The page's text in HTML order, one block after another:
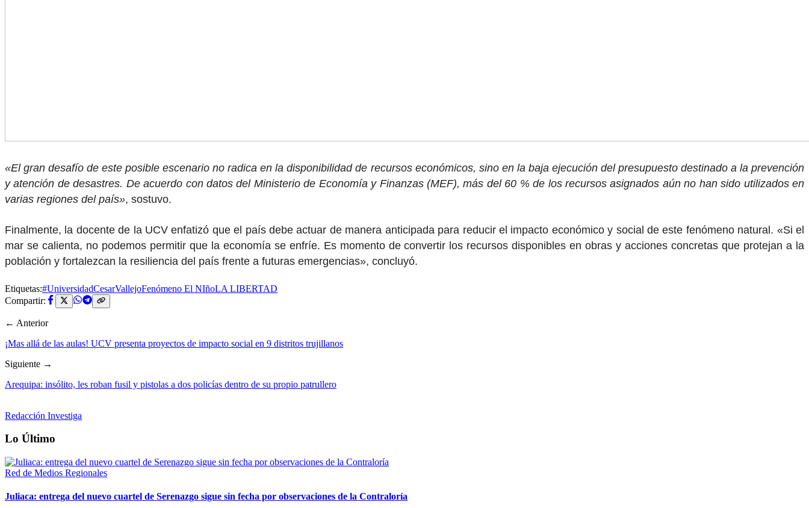
«El gran desafío de este posible escenario no radica en la disponibilidad de recursos económicos, sino en la baja ejecución del presupuesto destinado a la prevención
y atención de desastres. De acuerdo con datos del Ministerio de Economía y Finanzas (MEF), más del 60 % de los recursos asignados aún no han sido utilizados en
varias regiones del país», sostuvo.
Finalmente, la docente de la UCV enfatizó que el país debe actuar de manera anticipada para reducir el impacto económico y social de este fenómeno natural. «Si el
mar se calienta, no podemos permitir que la economía se enfríe. Es momento de convertir los recursos disponibles en obras y acciones concretas que protejan a la
población y fortalezcan la resiliencia del país frente a futuras emergencias», concluyó.
Etiquetas:#UniversidadCesarVallejoFenómeno El NIñoLA LIBERTAD
Compartir:
← Anterior
¡Mas allá de las aulas! UCV presenta proyectos de impacto social en 9 distritos trujillanos
Siguiente →
Arequipa: insólito, les roban fusil y pistolas a dos policías dentro de su propio patrullero
Redacción Investiga
Lo Último
Red de Medios Regionales
Juliaca: entrega del nuevo cuartel de Serenazgo sigue sin fecha por observaciones de la Contraloría